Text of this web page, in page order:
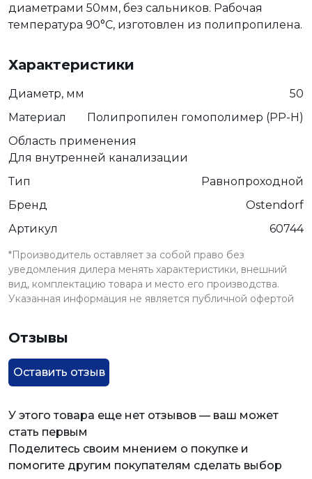
диаметрами 50мм, без сальников. Рабочая
температура 90°C, изготовлен из полипропилена.
Характеристики
Диаметр, мм
50
Материал
Полипропилен гомополимер (PP-H)
Область применения
Для внутренней канализации
Тип
Равнопроходной
Бренд
Ostendorf
Артикул
60744
*Производитель оставляет за собой право без
уведомления дилера менять характеристики, внешний
вид, комплектацию товара и место его производства.
Указанная информация не является публичной офертой
Отзывы
Оставить отзыв
У этого товара еще нет отзывов — ваш может
стать первым
Поделитесь своим мнением о покупке и
помогите другим покупателям сделать выбор